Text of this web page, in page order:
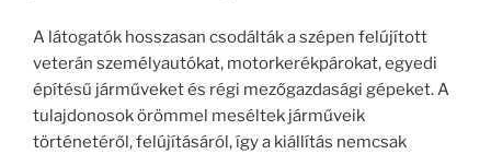
A látogatók hosszasan csodálták a szépen felújított
veterán személyautókat, motorkerékpárokat, egyedi
építésű járműveket és régi mezőgazdasági gépeket. A
tulajdonosok örömmel meséltek járműveik
történetéről, felújításáról, így a kiállítás nemcsak